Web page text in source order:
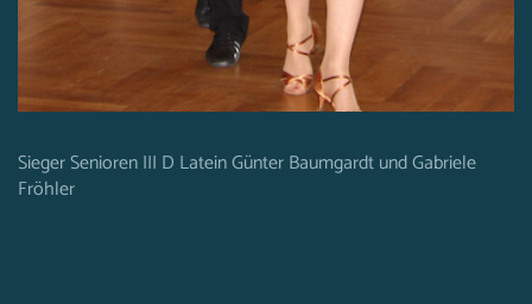
Sieger Senioren III D Latein Günter Baumgardt und Gabriele
Fröhler